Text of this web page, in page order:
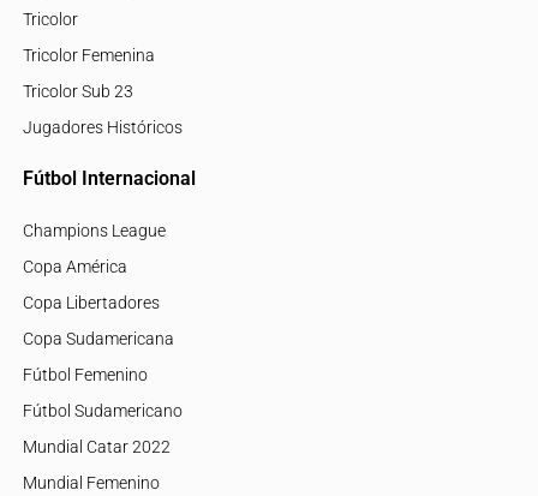
Tricolor
Tricolor Femenina
Tricolor Sub 23
Jugadores Históricos
Fútbol Internacional
Champions League
Copa América
Copa Libertadores
Copa Sudamericana
Fútbol Femenino
Fútbol Sudamericano
Mundial Catar 2022
Mundial Femenino